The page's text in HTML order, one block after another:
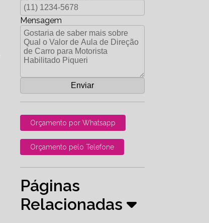
Mensagem
Orçamento por Whatsapp
Orçamento pelo Telefone
Páginas
Relacionadas